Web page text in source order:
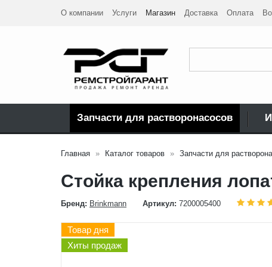
О компании Услуги Магазин Доставка Оплата
Запчасти для растворонасосов
Главная Каталог товаров Запчасти для
Стойка крепления
Бренд: Brinkmann Артикул: 7200005400
Товар дня
Хиты продаж